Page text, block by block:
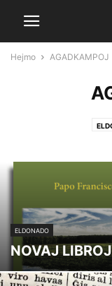
Hejmo AGADKAMPOJ
ELDONADO
NOVAJ